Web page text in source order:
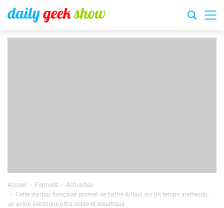
Accueil Formats
Actualités
Cette startup française promet de battre Airbus sur un terrain inattendu :
un avion électrique ultra sobre et aquatique